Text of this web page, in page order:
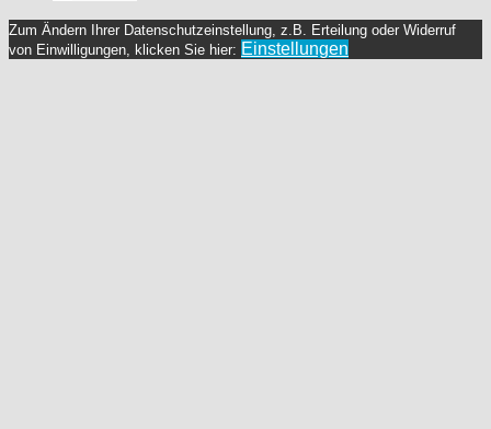
Zum Ändern Ihrer Datenschutzeinstellung, z.B. Erteilung oder Widerruf
von Einwilligungen, klicken Sie hier: Einstellungen